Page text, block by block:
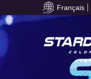
Français